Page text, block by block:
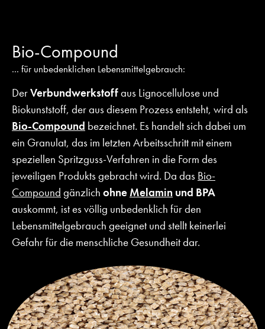
Bio-Compound
... für unbedenklichen Lebensmittelgebrauch:
DerVerbundwerkstoffaus Lignocellulose und
Biokunststoff, der aus diesem Prozess entsteht, wird als
Bio-Compound bezeichnet. Es handelt sich dabei um
ein Granulat, das im letzten Arbeitsschritt mit einem
speziellen Spritzguss-Verfahren in die Form des
jeweiligen Produkts gebracht wird. Da das Bio-
Compound gänzlich ohneMelamin und BPA
auskommt, ist es völlig unbedenklich für den
Lebensmittelgebrauch geeignet und stellt keinerlei
Gefahr für die menschliche Gesundheit dar.